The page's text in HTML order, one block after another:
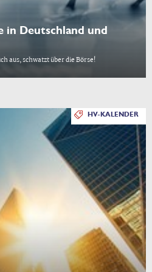
in Deutschland und
aus, schwatzt über die Börse!
HV-KALENDER